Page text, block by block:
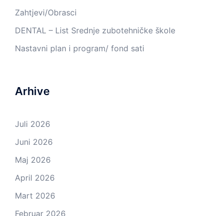
Zahtjevi/Obrasci
DENTAL – List Srednje zubotehničke škole
Nastavni plan i program/ fond sati
Arhive
Juli 2026
Juni 2026
Maj 2026
April 2026
Mart 2026
Februar 2026